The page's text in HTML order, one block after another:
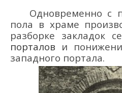
Одновременно с
пола в храме
разборке закладок
порталов и
западного портала.